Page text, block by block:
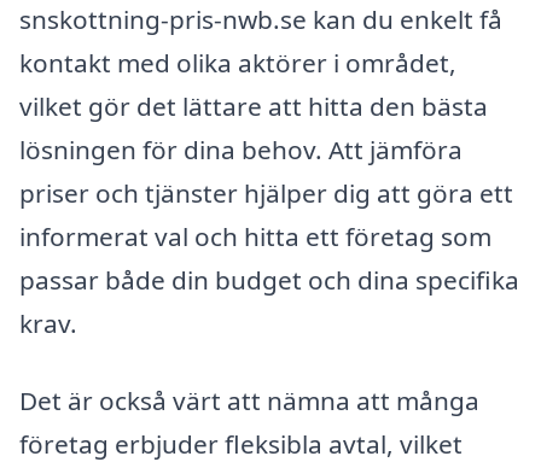
snskottning-pris-nwb.se kan du enkelt få
kontakt med olika aktörer i området,
vilket gör det lättare att hitta den bästa
lösningen för dina behov. Att jämföra
priser och tjänster hjälper dig att göra ett
informerat val och hitta ett företag som
passar både din budget och dina specifika
krav.
Det är också värt att nämna att många
företag erbjuder fleksibla avtal, vilket